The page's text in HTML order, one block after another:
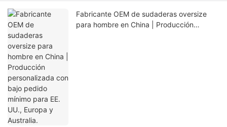
Fabricante OEM de sudaderas oversize
para hombre en China | Producción